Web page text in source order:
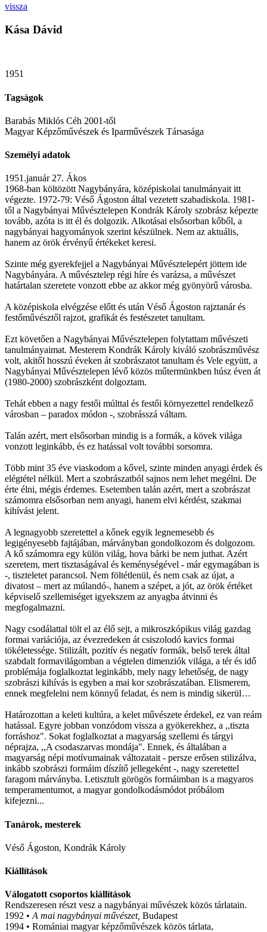
vissza
Kása Dávid
1951
Tagságok
Barabás Miklós Céh 2001-től
Magyar Képzőművészek és Iparművészek Társasága
Személyi adatok
1951.január 27. Ákos
1968-ban költözött Nagybányára, középiskolai tanulmányait itt
végezte. 1972-79: Véső Ágoston által vezetett szabadiskola. 1981-
től a Nagybányai Művésztelepen Kondrák Károly szobrász képezte
tovább, azóta is itt él és dolgozik. Alkotásai elsősorban kőből, a
nagybányai hagyományok szerint készülnek. Nem az aktuális,
hanem az örök érvényű értékeket keresi.
Szinte még gyerekfejjel a Nagybányai Művésztelepért jöttem ide
Nagybányára. A művésztelep régi híre és varázsa, a művészet
határtalan szeretete vonzott ebbe az akkor még gyönyörű városba.
A középiskola elvégzése előtt és után Véső Ágoston rajztanár és
festőművésztől rajzot, grafikát és festészetet tanultam.
Ezt követően a Nagybányai Művésztelepen folytattam művészeti
tanulmányaimat. Mesterem Kondrák Károly kiváló szobrászművész
volt, akitől hosszú éveken át szobrászatot tanultam és Vele együtt, a
Nagybányai Művésztelepen lévő közös műtermünkben húsz éven át
(1980-2000) szobrászként dolgoztam.
Tehát ebben a nagy festői múlttal és festői környezettel rendelkező
városban – paradox módon -, szobrásszá váltam.
Talán azért, mert elsősorban mindig is a formák, a kövek világa
vonzott leginkább, és ez hatással volt további sorsomra.
Több mint 35 éve viaskodom a kővel, szinte minden anyagi érdek és
elégtétel nélkül. Mert a szobrászatból sajnos nem lehet megélni. De
érte élni, mégis érdemes. Esetemben talán azért, mert a szobrászat
számomra elsősorban nem anyagi, hanem elvi kérdést, szakmai
kihívást jelent.
A legnagyobb szeretettel a kőnek egyik legnemesebb és
legigényesebb fajtájában, márványban gondolkozom és dolgozom.
A kő számomra egy külön világ, hova bárki be nem juthat. Azért
szeretem, mert tisztaságával és keménységével - már egymagában is
-, tiszteletet parancsol. Nem föltétlenül, és nem csak az újat, a
divatost – mert az múlandó-, hanem a szépet, a jót, az örök értéket
képviselő szellemiséget igyekszem az anyagba átvinni és
megfogalmazni.
Nagy csodálattal tölt el az élő sejt, a mikroszkópikus világ gazdag
formai variációja, az évezredeken át csiszolodó kavics formai
tökéletessége. Stilizált, pozitív és negatív formák, belső terek által
szabdalt formavilágomban a végtelen dimenziók világa, a tér és idő
problémája foglalkoztat leginkább, mely nagy lehetőség, de nagy
szobrászi kihívás is egyben a mai kor szobrászatában. Elismerem,
ennek megfelelni nem könnyű feladat, és nem is mindig sikerül…
Határozottan a keleti kultúra, a kelet művészete érdekel, ez van reám
hatással. Egyre jobban vonzódom vissza a gyökerekhez, a ,,tiszta
forráshoz". Sokat foglalkoztat a magyarság szellemi és tárgyi
néprajza, ,,A csodaszarvas mondája". Ennek, és általában a
magyarság népi motívumainak változatait - persze erősen stilizálva,
inkább szobrászi formáim díszítő jellegeként -, nagy szeretettel
faragom márványba. Letisztult görögös formáimban is a magyaros
temperamentumot, a magyar gondolkodásmódot próbálom
kifejezni...
Tanárok, mesterek
Véső Ágoston, Kondrák Károly
Kiállítások
Válogatott csoportos kiállítások
Rendszeresen részt vesz a nagybányai művészek közös tárlatain.
1992 • A mai nagybányai művészet, Budapest
1994 • Romániai magyar képzőművészek közös tárlata,